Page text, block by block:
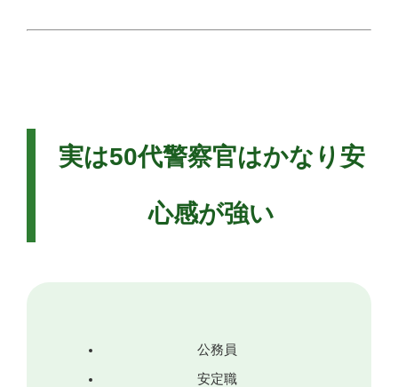
実は50代警察官はかなり安
心感が強い
公務員
安定職